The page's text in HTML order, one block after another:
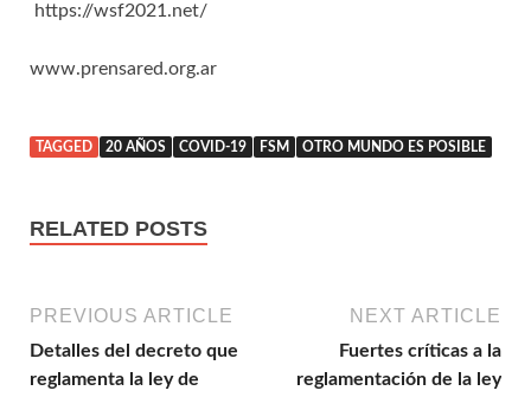
https://wsf2021.net/
www.prensared.org.ar
TAGGED 20 AÑOS COVID-19 FSM OTRO MUNDO ES POSIBLE
RELATED POSTS
PREVIOUS ARTICLE
Detalles del decreto que
reglamenta la ley de
NEXT ARTICLE
Fuertes críticas a la
reglamentación de la ley